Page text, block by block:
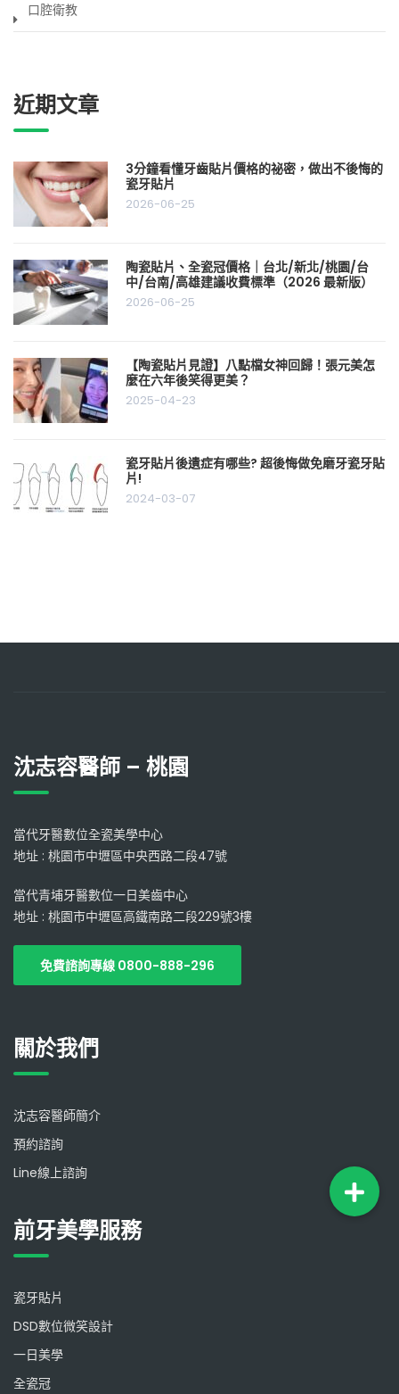
口腔衛教
近期文章
3分鐘看懂牙齒貼片價格的祕密，做出不後悔的
瓷牙貼片
2026-06-25
陶瓷貼片、全瓷冠價格｜台北/新北/桃園/台
中/台南/高雄建議收費標準（2026 最新版）
2026-06-25
【陶瓷貼片見證】八點檔女神回歸！張元美怎
麼在六年後笑得更美？
2025-04-23
瓷牙貼片後遺症有哪些? 超後悔做免磨牙瓷牙貼
片!
2024-03-07
沈志容醫師 – 桃園
當代牙醫數位全瓷美學中心
地址 : 桃園市中壢區中央西路二段47號
當代青埔牙醫數位一日美齒中心
地址 : 桃園市中壢區高鐵南路二段229號3樓
免費諮詢專線 0800-888-296
關於我們
沈志容醫師簡介
預約諮詢
Line線上諮詢
前牙美學服務
瓷牙貼片
DSD數位微笑設計
一日美學
全瓷冠